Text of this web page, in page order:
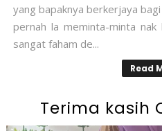
yang bapaknya berkerjaya
pernah la meminta-minta nak
sangat faham de...
Read
Terima kasih